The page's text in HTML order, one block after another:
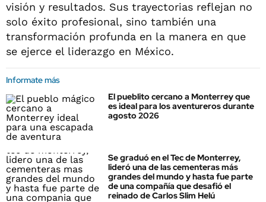
visión y resultados. Sus trayectorias reflejan no
solo éxito profesional, sino también una
transformación profunda en la manera en que
se ejerce el liderazgo en México.
Informate más
El pueblito cercano a Monterrey que
es ideal para los aventureros durante
agosto 2026
Se graduó en el Tec de Monterrey,
lideró una de las cementeras más
grandes del mundo y hasta fue parte
de una compañía que desafió el
reinado de Carlos Slim Helú